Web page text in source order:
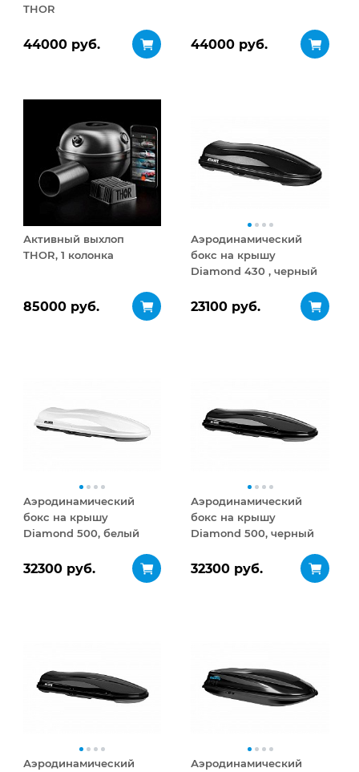
THOR
44000 руб. 44000 руб.
Активный выхлоп
THOR, 1 колонка
85000 руб.
Аэродинамический
бокс на крышу
Diamond 430 , черный
23100 руб.
Аэродинамический
бокс на крышу
Diamond 500, белый
32300 руб.
Аэродинамический
бокс на крышу
Diamond 500, черный
32300 руб.
Аэродинамический
Аэродинамический